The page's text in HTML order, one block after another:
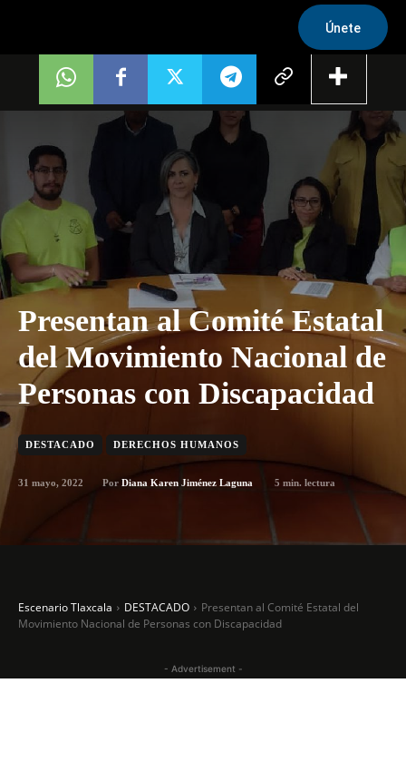
Únete
Presentan al Comité Estatal
del Movimiento Nacional de
Personas con Discapacidad
DESTACADO DERECHOS HUMANOS
31 mayo, 2022 Por Diana Karen Jiménez Laguna 5 min. lectura
Escenario Tlaxcala DESTACADO
Presentan al Comité Estatal del
Movimiento Nacional de Personas con Discapacidad
- Advertisement -